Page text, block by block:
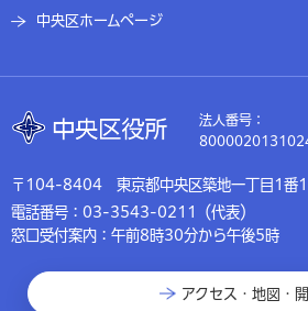
中央区ホームページ
法人番号：
〒104-8404 東京都中央区築地一丁目1番
電話番号：03-3543-0211（代表）
窓口受付案内：午前8時30分から午後5時
アクセス・地図・